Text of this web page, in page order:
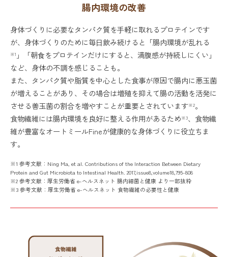
腸内環境の改善
身体づくりに必要なタンパク質を⼿軽に取れるプロテインです
が、身体づくりのために毎⽇飲み続けると「腸内環境が乱れる
※1 」「朝⾷をプロテインだけにすると、満腹感が持続しにくい」
など、身体の不調を感じることも。
また、タンパク質や脂質を中心とした食事が原因で腸内に悪玉菌
が増えることがあり、その場合は増殖を抑えて腸の活動を活発に
させる善玉菌の割合を増やすことが重要とされています※2。
食物繊維には腸内環境を良好に整える作用があるため※3、食物繊
維が豊富なオートミールFineが健康的な身体づくりに役立ちま
す。
※1 参考文献：Ning Ma, et al. Contributions of the Interaction Between Dietary
Protein and Gut Microbiota to Intestinal Health. 2017,issue8,volume18,795-808
※2 参考文献：厚生労働省 e-ヘルスネット 腸内細菌と健康 より一部抜粋
※3 参考文献：厚生労働省 e-ヘルスネット 食物繊維の必要性と健康